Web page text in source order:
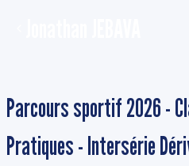
Parcours sportif 2026 -
Pratiques - Intersérie